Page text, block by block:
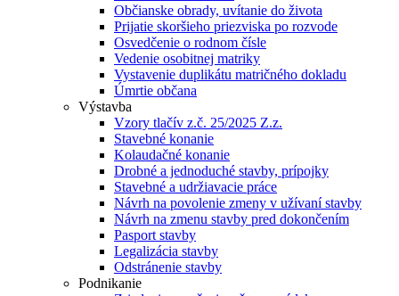
Občianske obrady, uvítanie do života
Prijatie skoršieho priezviska po rozvode
Osvedčenie o rodnom čísle
Vedenie osobitnej matriky
Vystavenie duplikátu matričného dokladu
Úmrtie občana
Výstavba
Vzory tlačív z.č. 25/2025 Z.z.
Stavebné konanie
Kolaudačné konanie
Drobné a jednoduché stavby, prípojky
Stavebné a udržiavacie práce
Návrh na povolenie zmeny v užívaní stavby
Návrh na zmenu stavby pred dokončením
Pasport stavby
Legalizácia stavby
Odstránenie stavby
Podnikanie